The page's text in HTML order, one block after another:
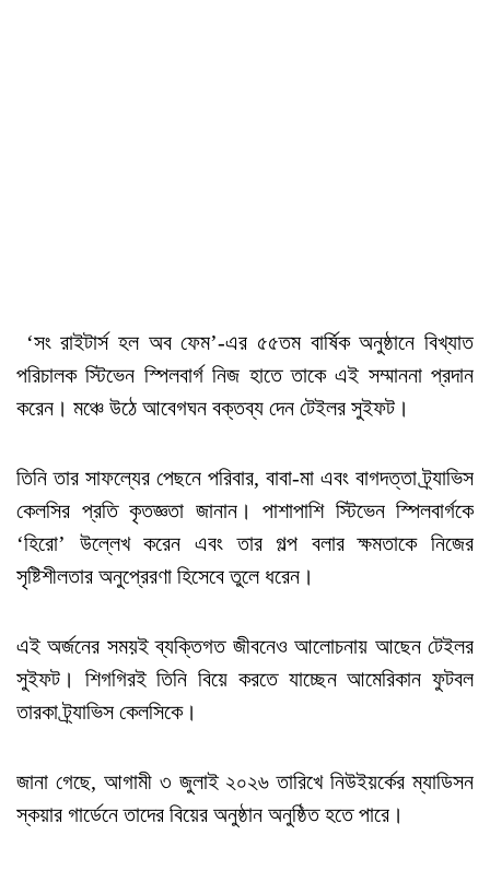
‘সং রাইটার্স হল অব ফেম’-এর ৫৫তম বার্ষিক অনুষ্ঠানে বিখ্যাত
পরিচালক স্টিভেন স্পিলবার্গ নিজ হাতে তাকে এই সম্মাননা প্রদান
করেন। মঞ্চে উঠে আবেগঘন বক্তব্য দেন টেইলর সুইফট।
তিনি তার সাফল্যের পেছনে পরিবার, বাবা-মা এবং বাগদত্তা ট্র্যাভিস
কেলসির প্রতি কৃতজ্ঞতা জানান। পাশাপাশি স্টিভেন স্পিলবার্গকে
‘হিরো’ উল্লেখ করেন এবং তার গল্প বলার ক্ষমতাকে নিজের
সৃষ্টিশীলতার অনুপ্রেরণা হিসেবে তুলে ধরেন।
এই অর্জনের সময়ই ব্যক্তিগত জীবনেও আলোচনায় আছেন টেইলর
সুইফট। শিগগিরই তিনি বিয়ে করতে যাচ্ছেন আমেরিকান ফুটবল
তারকা ট্র্যাভিস কেলসিকে।
জানা গেছে, আগামী ৩ জুলাই ২০২৬ তারিখে নিউইয়র্কের ম্যাডিসন
স্কয়ার গার্ডেনে তাদের বিয়ের অনুষ্ঠান অনুষ্ঠিত হতে পারে।